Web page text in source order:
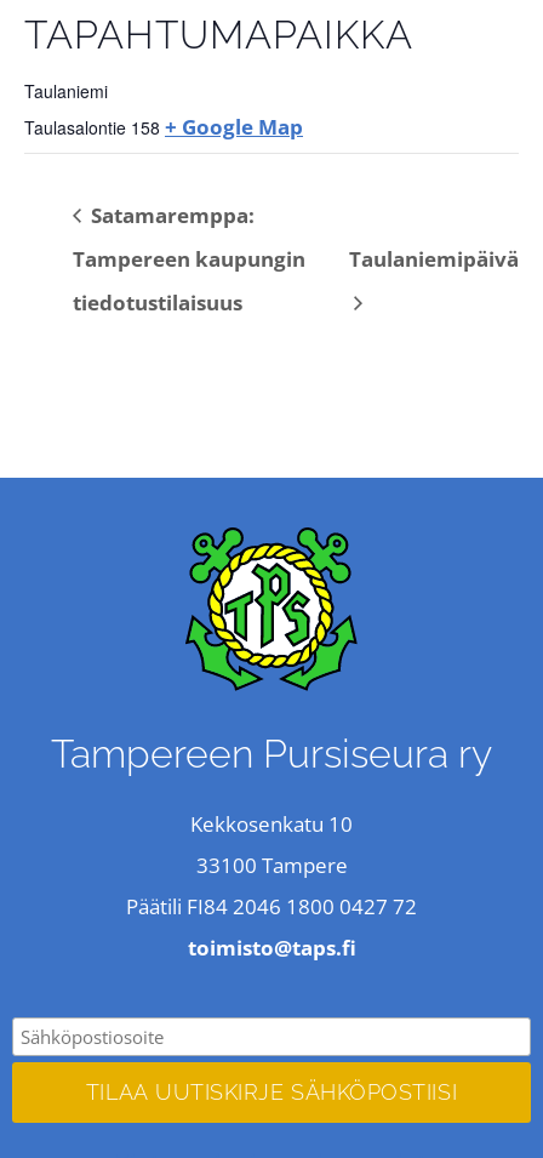
TAPAHTUMAPAIKKA
Taulaniemi
Taulasalontie 158 + Google Map
Satamaremppa:
Tampereen kaupungin
tiedotustilaisuus
Taulaniemipäivä
Tampereen Pursiseura ry
Kekkosenkatu 10
33100 Tampere
Päätili FI84 2046 1800 0427 72
toimisto@taps.fi